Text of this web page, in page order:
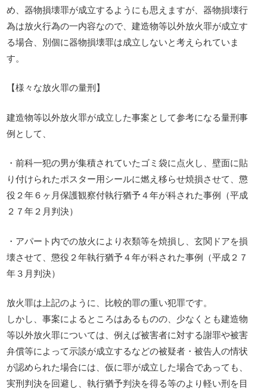
め、器物損壊罪が成立するようにも思えますが、器物損壊行
為は放火行為の一内容なので、建造物等以外放火罪が成立す
る場合、別個に器物損壊罪は成立しないと考えられていま
す。
【様々な放火罪の量刑】
建造物等以外放火罪が成立した事案として参考になる量刑事
例として、
・前科一犯の男が集積されていたゴミ袋に点火し、壁面に貼
り付けられたポスター用シールに燃え移らせ焼損させて、懲
役２年６ヶ月保護観察付執行猶予４年が科された事例（平成
２７年２月判決）
・アパート内での放火により衣類等を焼損し、玄関ドアを損
壊させて、懲役２年執行猶予４年が科された事例（平成２７
年３月判決）
放火罪は上記のように、比較的罪の重い犯罪です。
しかし、事案によるところはあるものの、少なくとも建造物
等以外放火罪については、例えば被害者に対する謝罪や被害
弁償等によって示談が成立するなどの被疑者・被告人の情状
が認められた場合には、仮に罪が成立した場合であっても、
実刑判決を回避し、執行猶予判決を得る等のより軽い刑を目